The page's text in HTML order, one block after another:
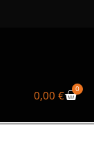
0,00€ 0